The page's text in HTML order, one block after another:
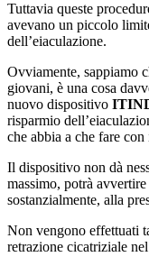
Tuttavia queste
avevano un piccolo
dell’eiaculazione.
Ovviamente, sappiamo
giovani, è una cosa
nuovo dispositivo
risparmio
che abbia a che fare
Il dispositivo non dà
massimo, potrà
sostanzialmente, alla
Non vengono effettuati
retrazione cicatriziale